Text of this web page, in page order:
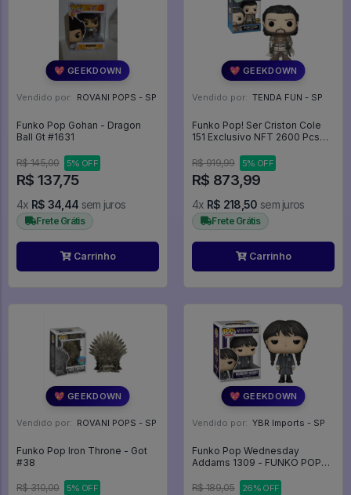
💖 GEEKDOWN
Vendido por: ROVANI POPS - SP
Funko Pop Gohan - Dragon
Ball Gt #1631
R$ 145,00 5% OFF
R$ 137,75
4x R$ 34,44 sem juros
Frete Grátis
Carrinho
💖 GEEKDOWN
Vendido por: TENDA FUN - SP
Funko Pop! Ser Criston Cole
151 Exclusivo NFT 2600 Pcs
Dragão -
R$ 919,99 5% OFF
R$ 873,99
4x R$ 218,50 sem juros
Frete Grátis
Carrinho
💖 GEEKDOWN
Vendido por: ROVANI POPS - SP
Funko Pop Iron Throne - Got
#38
R$ 310,00 5% OFF
💖 GEEKDOWN
Vendido por: YBR Imports - SP
Funko Pop Wednesday
Addams 1309 - FUNKO POP
R$ 189,05
26% OFF